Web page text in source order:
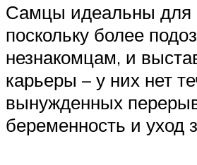
Самцы идеальны для
поскольку более
незнакомцам, и
карьеры – у них нет
вынужденных
беременность и уход